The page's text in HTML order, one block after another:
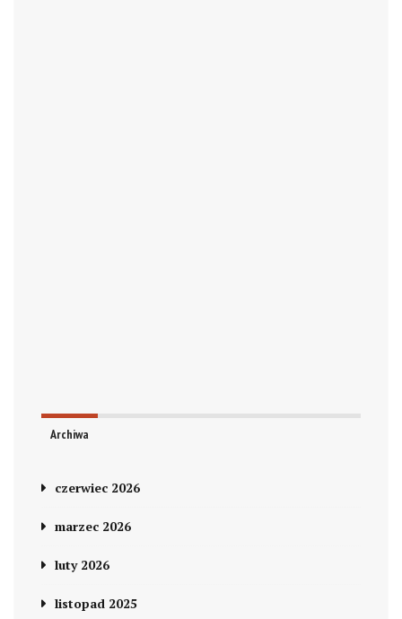
Archiwa
czerwiec 2026
marzec 2026
luty 2026
listopad 2025